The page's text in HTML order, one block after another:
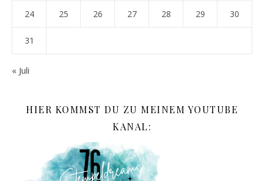
24 25 26 27 28 29 30
31
« Juli
HIER KOMMST DU ZU MEINEM YOUTUBE
KANAL: